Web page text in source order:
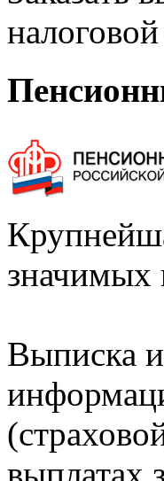
значимых
Выписка
выплатах